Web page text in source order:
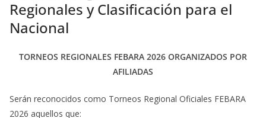
Regionales y Clasificación para el
Nacional
TORNEOS REGIONALES FEBARA 2026 ORGANIZADOS POR
AFILIADAS
Serán reconocidos como Torneos Regional Oficiales FEBARA
2026 aquellos que: